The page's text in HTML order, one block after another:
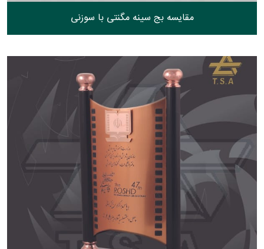
مقایسه بج سینه مگنتی با سوزنی